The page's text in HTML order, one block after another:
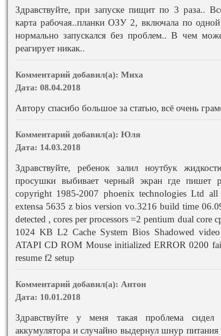
Здравствуйте, при запуске пищит по 3 раза..
карта рабочая..планки ОЗУ 2, включала по
нормально запускался без проблем.. В чем
реагирует никак..
Комментарий добавил(а): Миха
Дата: 08.04.2018
Автору спасибо большое за статью, всё очень
Комментарий добавил(а): Юля
Дата: 14.03.2018
Здравствуйте, ребенок залил ноутбук
просушки выбивает черный экран где пишет
copyright 1985-2007 phoenix technologies Ltd all
extensa 5635 z bios version vo.3216 build time
detected , cores per processors =2 pentium dual core
1024 KB L2 Cache System Bios Shadowed
ATAPI CD ROM Mouse initialized ERROR 0200
resume f2 setup
Комментарий добавил(а): Антон
Дата: 10.01.2018
Здравствуйте у меня такая проблема
аккумулятора и случайно выдернул шнур питания